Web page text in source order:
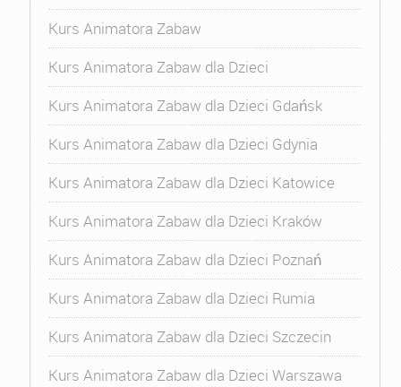
Kurs Animatora Zabaw
Kurs Animatora Zabaw dla Dzieci
Kurs Animatora Zabaw dla Dzieci Gdańsk
Kurs Animatora Zabaw dla Dzieci Gdynia
Kurs Animatora Zabaw dla Dzieci Katowice
Kurs Animatora Zabaw dla Dzieci Kraków
Kurs Animatora Zabaw dla Dzieci Poznań
Kurs Animatora Zabaw dla Dzieci Rumia
Kurs Animatora Zabaw dla Dzieci Szczecin
Kurs Animatora Zabaw dla Dzieci Warszawa